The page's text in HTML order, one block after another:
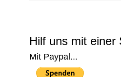
Hilf uns mit einer
Mit Paypal...